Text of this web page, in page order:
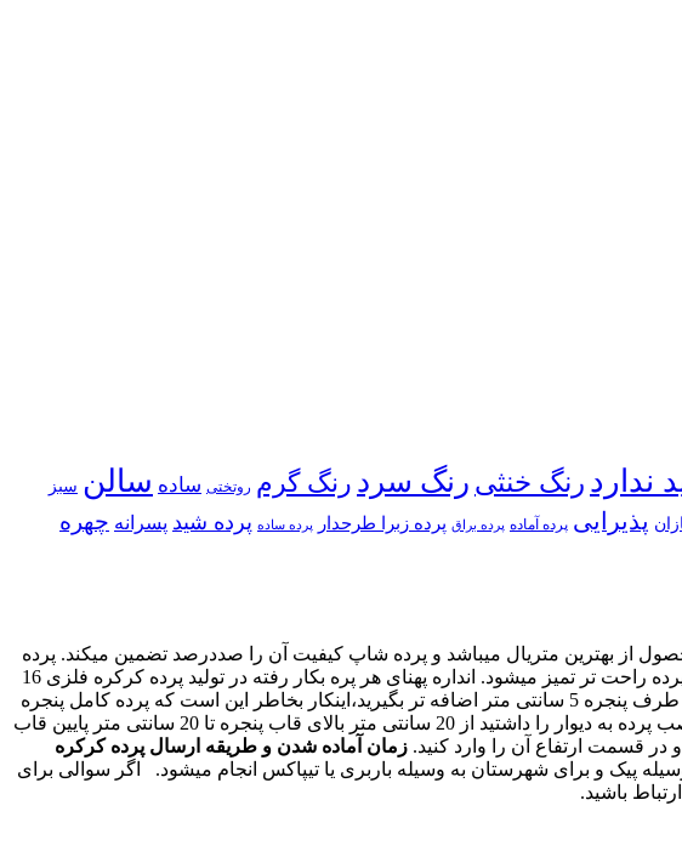
ندارد رنگ خنثی رنگ سرد رنگ گرم روتختی ساده سالن سبز
پذیرایی پرده آماده پرده براق پرده زبرا طرحدار پرده ساده پرده شید پسرانه چهره
از بهترین متریال میباشد و پرده شاپ کیفیت آن را صددرصد تضمین میکند. پرده
کرکره ای فلزی قابل شستشو میباشد و میتوانید با دستمال نم دار به راحتی آن را تمیز کنید و در مقایسه با بقیه سبک های پرده راحت تر تمیز میشود. انداره پهنای هر پره بکار رفته در تولید پرده کرکره فلزی 16
برای اندازه گیری عرض پرده از هر طرف پنجره 5 سانتی متر اضافه تر بگیرید،اینکار بخاطر این است که پرده کامل پنجره
را پوشش بدهد. برای اندازه گیری ارتفاع پرده ابتدا مشخص کنید پرده را به دیوار نصب میکنید یا به سقف سپس اگر قصد نصب پرده به دیوار را داشتید از 20 سانتی متر بالای قاب پنجره تا 20 سانتی متر پایین قاب
زمان آماده شدن و طریقه ارسال پرده کرکره
برای تهران به وسیله پیک و برای شهرستان به وسیله باربری یا تیپاکس انجام میشود. اگر سوالی برای